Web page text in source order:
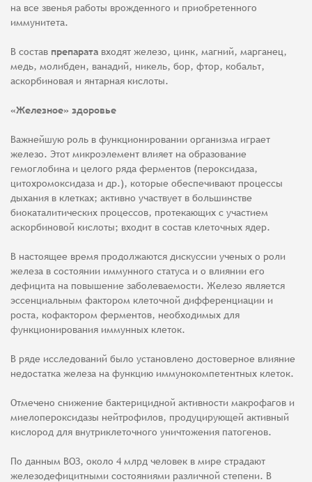
на все звенья работы врожденного и приобретенного
иммунитета.
В состав препарата входят железо, цинк, магний, марганец,
медь, молибден, ванадий, никель, бор, фтор, кобальт,
аскорбиновая и янтарная кислоты.
«Железное» здоровье
Важнейшую роль в функционировании организма играет
железо. Этот микроэлемент влияет на образование
гемоглобина и целого ряда ферментов (пероксидаза,
цитохромоксидаза и др.), которые обеспечивают процессы
дыхания в клетках; активно участвует в большинстве
биокаталитических процессов, протекающих с участием
аскорбиновой кислоты; входит в состав клеточных ядер.
В настоящее время продолжаются дискуссии ученых о роли
железа в состоянии иммунного статуса и о влиянии его
дефицита на повышение заболеваемости. Железо является
эссенциальным фактором клеточной дифференциации и
роста, кофактором ферментов, необходимых для
функционирования иммунных клеток.
В ряде исследований было установлено достоверное влияние
недостатка железа на функцию иммунокомпетентных клеток.
Отмечено снижение бактерицидной активности макрофагов и
миелопероксидазы нейтрофилов, продуцирующей активный
кислород для внутриклеточного уничтожения патогенов.
По данным ВОЗ, около 4 млрд человек в мире страдают
железодефицитными состояниями различной степени. В